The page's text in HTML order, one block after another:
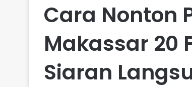
Cara Nonton
Makassar 20
Siaran